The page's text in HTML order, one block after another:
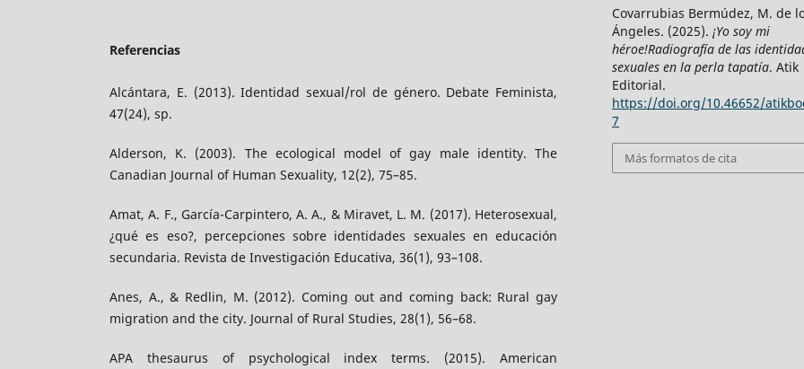
Referencias
Alcántara, E. (2013). Identidad sexual/rol de género. Debate Feminista,
47(24), sp.
Alderson, K. (2003). The ecological model of gay male identity. The
Canadian Journal of Human Sexuality, 12(2), 75–85.
Amat, A. F., García-Carpintero, A. A., & Miravet, L. M. (2017). Heterosexual,
¿qué es eso?, percepciones sobre identidades sexuales en educación
secundaria. Revista de Investigación Educativa, 36(1), 93–108.
Anes, A., & Redlin, M. (2012). Coming out and coming back: Rural gay
migration and the city. Journal of Rural Studies, 28(1), 56–68.
APA thesaurus of psychological index terms. (2015). American
Covarrubias Bermúdez, M. de
Ángeles. (2025). ¡Yo soy mi
héroe!Radiografía de las
sexuales en la perla tapatía. Atik
Editorial.
https://doi.org/10.46652/
7
Más formatos de cita